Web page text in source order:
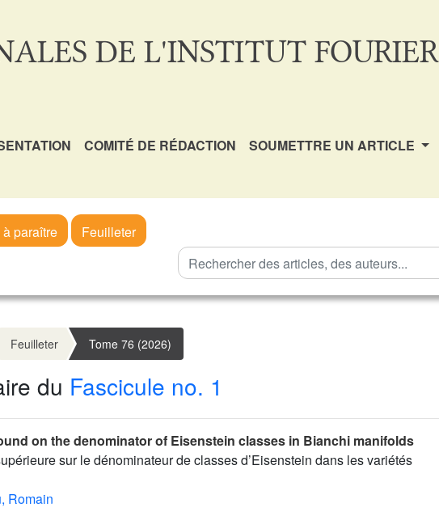
DE L'INSTITUT FOURIER
COMITÉ DE RÉDACTION SOUMETTRE UN ARTICLE
paraître
Feuilleter
Feuilleter Tome 76 (2026)
du Fascicule no. 1
on the denominator of Eisenstein classes in Bianchi manifolds
sur le dénominateur de classes d’Eisenstein dans les variétés
Romain